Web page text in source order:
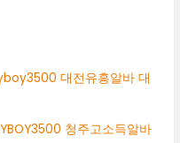
대전유흥알바 대
청주고소득알바